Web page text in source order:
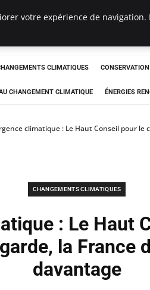
CLIMATIQUES
CHANGEMENT CLIMATIQUE ÉNERGIES
climatique : Le Haut Conseil pour
CHANGEMENTS CLIMATIQUES
: Le Haut
la France
davantage
votre expérience de